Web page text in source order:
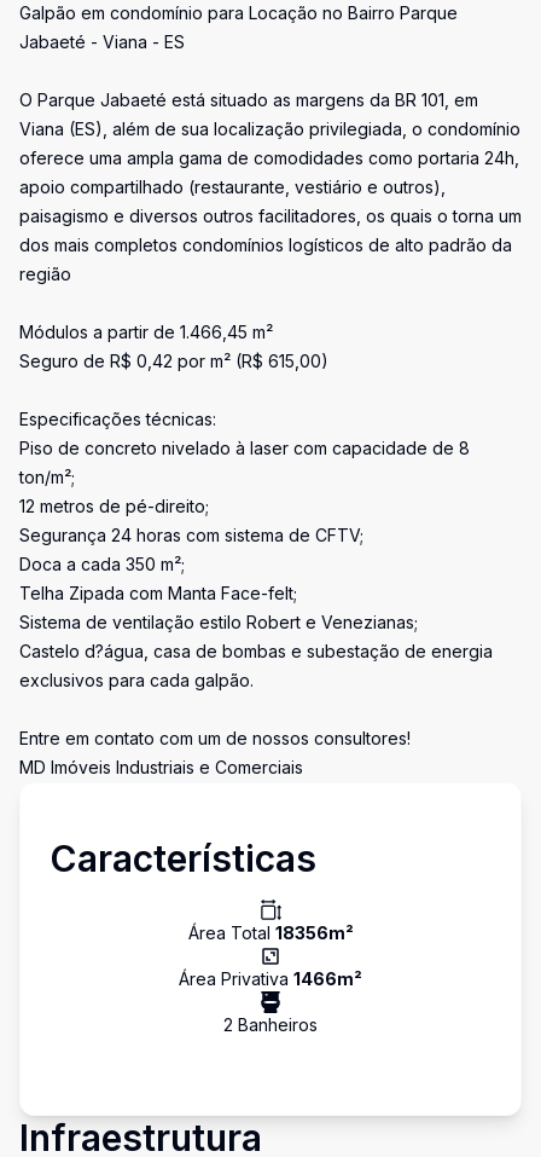
Galpão em condomínio para Locação no Bairro Parque
Jabaeté - Viana - ES
O Parque Jabaeté está situado as margens da BR 101, em
Viana (ES), além de sua localização privilegiada, o condomínio
oferece uma ampla gama de comodidades como portaria 24h,
apoio compartilhado (restaurante, vestiário e outros),
paisagismo e diversos outros facilitadores, os quais o torna um
dos mais completos condomínios logísticos de alto padrão da
região
Módulos a partir de 1.466,45 m²
Seguro de R$ 0,42 por m² (R$ 615,00)
Especificações técnicas:
Piso de concreto nivelado à laser com capacidade de 8
ton/m²;
12 metros de pé-direito;
Segurança 24 horas com sistema de CFTV;
Doca a cada 350 m²;
Telha Zipada com Manta Face-felt;
Sistema de ventilação estilo Robert e Venezianas;
Castelo d?água, casa de bombas e subestação de energia
exclusivos para cada galpão.
Entre em contato com um de nossos consultores!
MD Imóveis Industriais e Comerciais
Características
Área Total 18356m²
Área Privativa 1466m²
2 Banheiros
Infraestrutura